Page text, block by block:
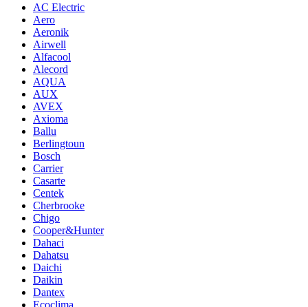
AC Electric
Aero
Aeronik
Airwell
Alfacool
Alecord
AQUA
AUX
AVEX
Axioma
Ballu
Berlingtoun
Bosch
Carrier
Casarte
Centek
Cherbrooke
Chigo
Cooper&Hunter
Dahaci
Dahatsu
Daichi
Daikin
Dantex
Ecoclima